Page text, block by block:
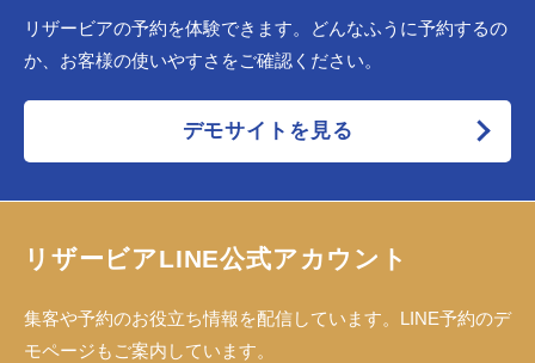
リザービアの予約を体験できます。どんなふうに予約するの
か、お客様の使いやすさをご確認ください。
デモサイトを見る
リザービアLINE公式アカウント
集客や予約のお役立ち情報を配信しています。LINE予約のデ
モページもご案内しています。